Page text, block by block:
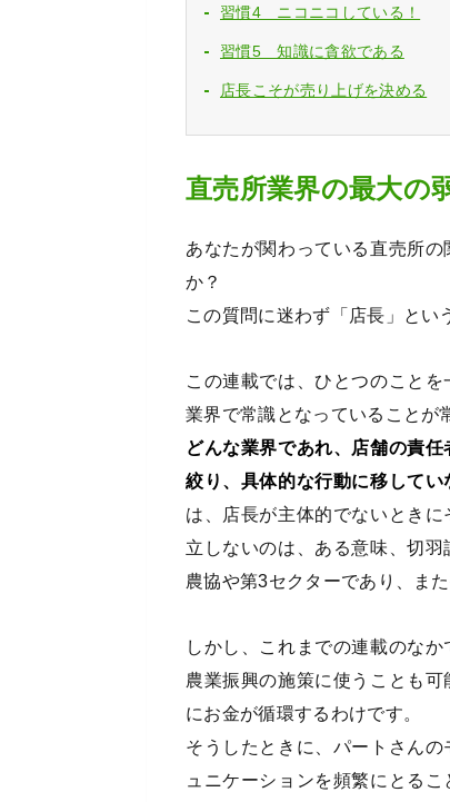
習慣4 ニコニコしている！
習慣5 知識に貪欲である
店長こそが売り上げを決める
直売所業界の最大の
あなたが関わっている直売所
か？
この質問に迷わず「店長」とい
この連載では、ひとつのこと
業界で常識となっていることが
どんな業界であれ、店舗の責
絞り、具体的な行動に移してい
は、店長が主体的でないとき
立しないのは、ある意味、切
農協や第3セクターであり、ま
しかし、これまでの連載のな
農業振興の施策に使うことも
にお金が循環するわけです。
そうしたときに、パートさん
ュニケーションを頻繁にとる